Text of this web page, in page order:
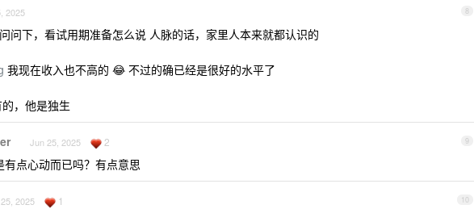
8
2025
问下，看试用期准备怎么说 人脉的话，家里人本来就都认识的
我现在收入也不高的 😂 不过的确已经是很好的水平了
，他是独生
9
Jun 25, 2025 2
点心动而已吗？有点意思
10
2025 1